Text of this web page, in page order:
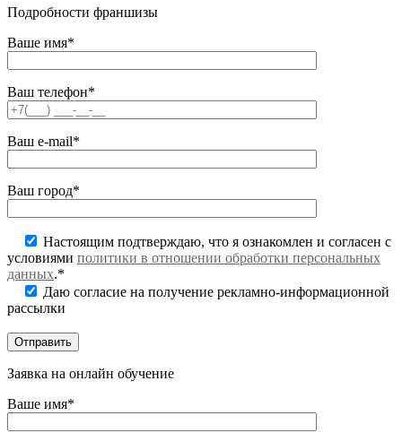
Подробности франшизы
Ваше имя*
Ваш телефон*
Ваш e-mail*
Ваш город*
Настоящим подтверждаю, что я ознакомлен и согласен с
условиями политики в отношении обработки персональных
данных.*
Даю согласие на получение рекламно-информационной
рассылки
Заявка на онлайн обучение
Ваше имя*